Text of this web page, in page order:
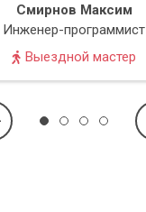
Смирнов Максим
Инженер-программист
Выездной мастер